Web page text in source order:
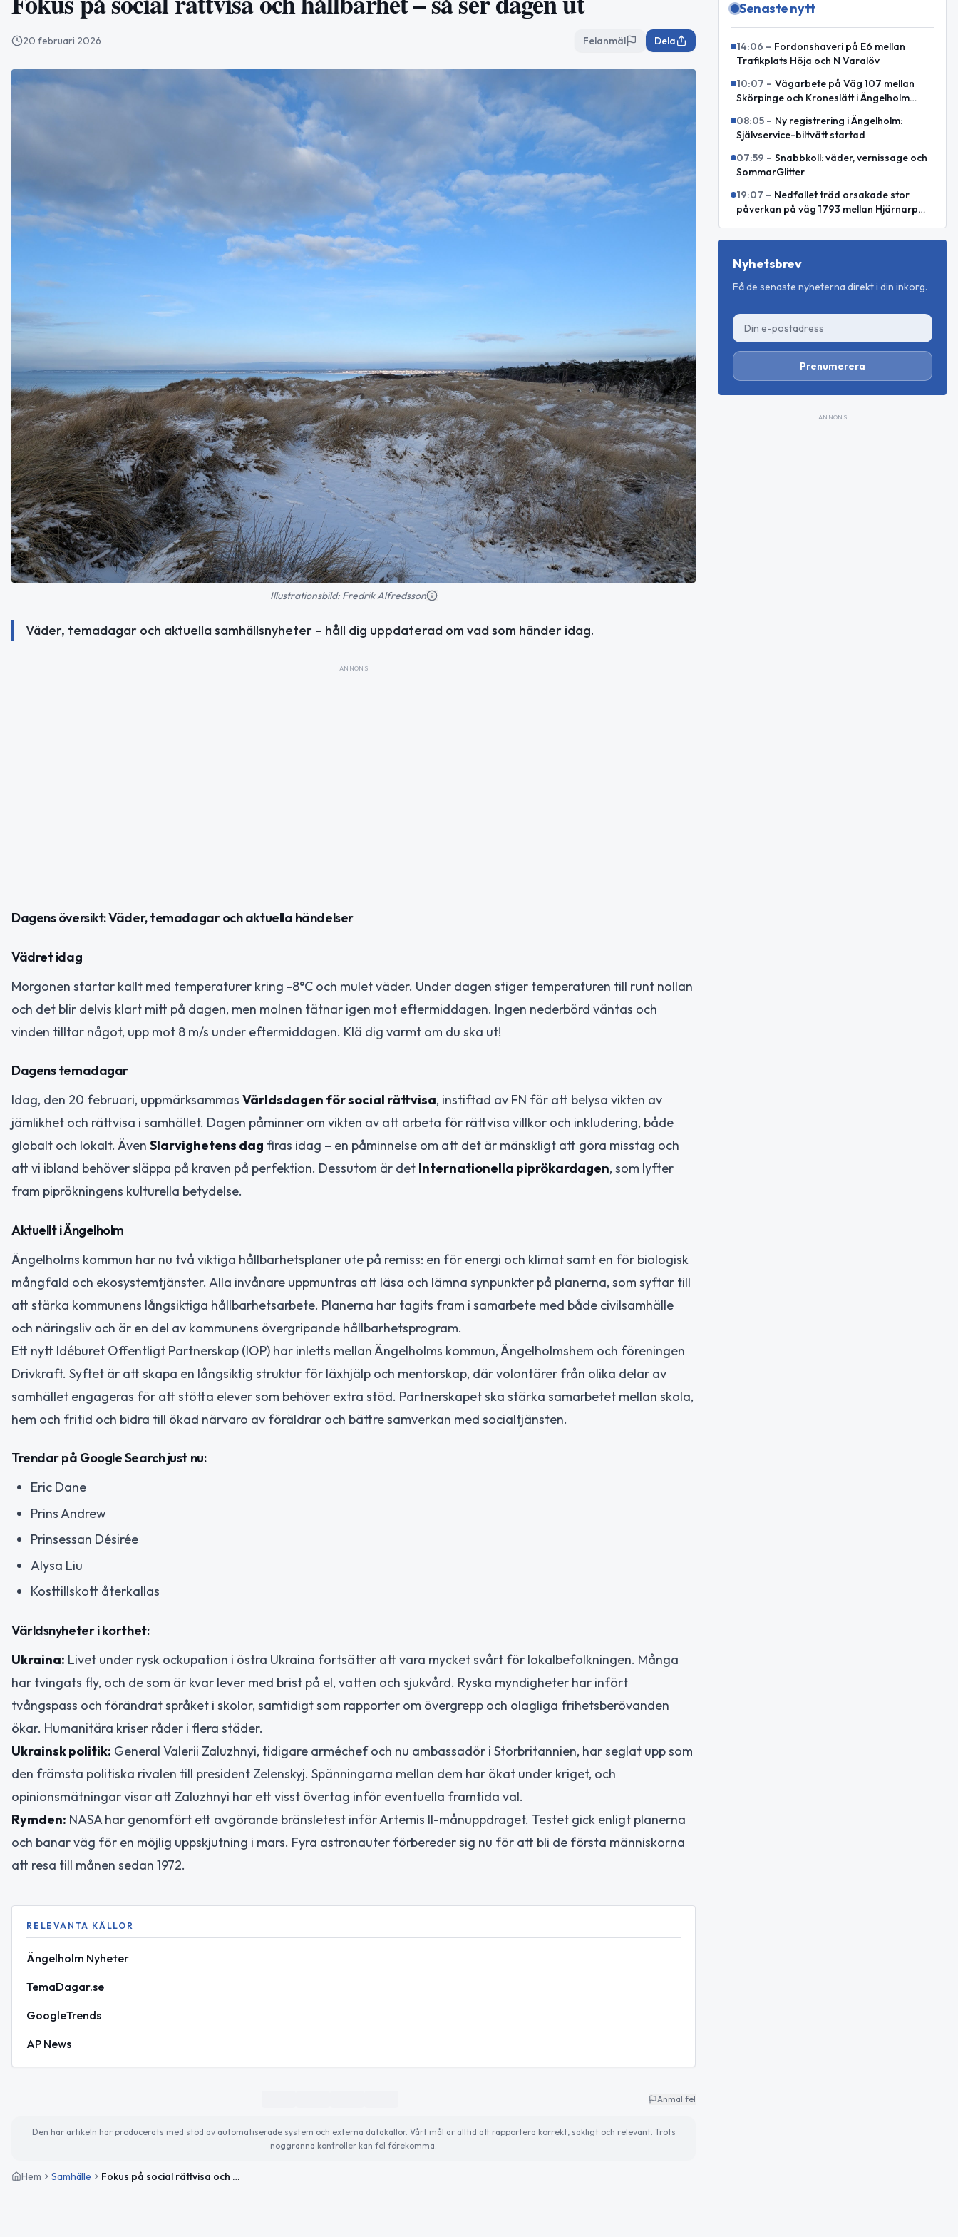
20 februari 2026 Felanmäl Dela
Illustrationsbild: Fredrik Alfredsson
Väder, temadagar och aktuella samhällsnyheter – håll dig uppdaterad om vad som händer idag.
ANNONS
Dagens översikt: Väder, temadagar och aktuella händelser
Vädret idag
Morgonen startar kallt med temperaturer kring -8°C och mulet väder. Under dagen stiger temperaturen till runt nollan
och det blir delvis klart mitt på dagen, men molnen tätnar igen mot eftermiddagen. Ingen nederbörd väntas och
vinden tilltar något, upp mot 8 m/s under eftermiddagen. Klä dig varmt om du ska ut!
Dagens temadagar
Idag, den 20 februari, uppmärksammas Världsdagen för social rättvisa, instiftad av FN för att belysa vikten av
jämlikhet och rättvisa i samhället. Dagen påminner om vikten av att arbeta för rättvisa villkor och inkludering, både
globalt och lokalt. Även Slarvighetens dag firas idag – en påminnelse om att det är mänskligt att göra misstag och
att vi ibland behöver släppa på kraven på perfektion. Dessutom är det Internationella piprökardagen, som lyfter
fram piprökningens kulturella betydelse.
Aktuellt i Ängelholm
Ängelholms kommun har nu två viktiga hållbarhetsplaner ute på remiss: en för energi och klimat samt en för biologisk
mångfald och ekosystemtjänster. Alla invånare uppmuntras att läsa och lämna synpunkter på planerna, som syftar till
att stärka kommunens långsiktiga hållbarhetsarbete. Planerna har tagits fram i samarbete med både civilsamhälle
och näringsliv och är en del av kommunens övergripande hållbarhetsprogram.
Ett nytt Idéburet Offentligt Partnerskap (IOP) har inletts mellan Ängelholms kommun, Ängelholmshem och föreningen
Drivkraft. Syftet är att skapa en långsiktig struktur för läxhjälp och mentorskap, där volontärer från olika delar av
samhället engageras för att stötta elever som behöver extra stöd. Partnerskapet ska stärka samarbetet mellan skola,
hem och fritid och bidra till ökad närvaro av föräldrar och bättre samverkan med socialtjänsten.
Trendar på Google Search just nu:
Eric Dane
Prins Andrew
Prinsessan Désirée
Alysa Liu
Kosttillskott återkallas
Världsnyheter i korthet:
Ukraina: Livet under rysk ockupation i östra Ukraina fortsätter att vara mycket svårt för lokalbefolkningen. Många
har tvingats fly, och de som är kvar lever med brist på el, vatten och sjukvård. Ryska myndigheter har infört
tvångspass och förändrat språket i skolor, samtidigt som rapporter om övergrepp och olagliga frihetsberövanden
ökar. Humanitära kriser råder i flera städer.
Ukrainsk politik: General Valerii Zaluzhnyi, tidigare arméchef och nu ambassadör i Storbritannien, har seglat upp som
den främsta politiska rivalen till president Zelenskyj. Spänningarna mellan dem har ökat under kriget, och
opinionsmätningar visar att Zaluzhnyi har ett visst övertag inför eventuella framtida val.
Rymden: NASA har genomfört ett avgörande bränsletest inför Artemis II-månuppdraget. Testet gick enligt planerna
och banar väg för en möjlig uppskjutning i mars. Fyra astronauter förbereder sig nu för att bli de första människorna
att resa till månen sedan 1972.
RELEVANTA KÄLLOR
Ängelholm Nyheter
TemaDagar.se
GoogleTrends
AP News
Anmäl fel
Den här artikeln har producerats med stöd av automatiserade system och externa datakällor. Vårt mål är alltid att rapportera korrekt, sakligt och relevant. Trots
noggranna kontroller kan fel förekomma.
Hem Samhälle Fokus på social rättvisa och hållbarhet – så ser dagen ut
Senaste nytt
14:06 – Fordonshaveri på E6 mellan
Trafikplats Höja och N Varalöv
10:07 – Vägarbete på Väg 107 mellan
Skörpinge och Kroneslätt i Ängelholm
08:05 – Ny registrering i Ängelholm:
Självservice-biltvätt startad
07:59 – Snabbkoll: väder, vernissage och
SommarGlitter
19:07 – Nedfallet träd orsakade stor
påverkan på väg 1793 mellan Hjärnarp
Nyhetsbrev
Få de senaste nyheterna direkt i din inkorg.
Prenumerera
ANNONS